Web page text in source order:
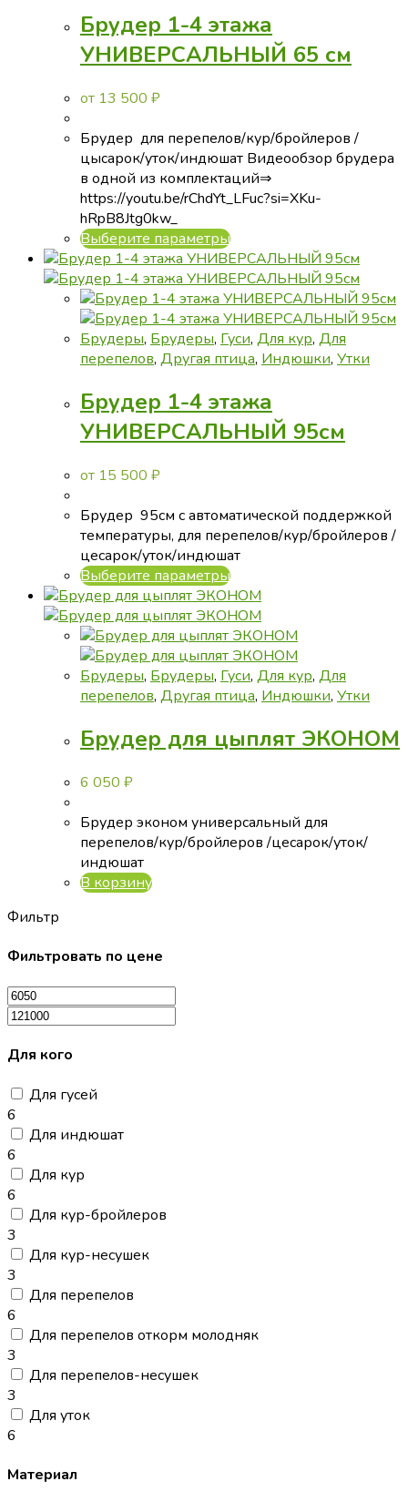
Брудер 1-4 этажа
УНИВЕРСАЛЬНЫЙ 65 см
от 13 500 ₽
Брудер для перепелов/кур/бройлеров /
цысарок/уток/индюшат Видеообзор брудера
в одной из комплектаций⇒
https://youtu.be/rChdYt_LFuc?si=XKu-
hRpB8Jtg0kw_
Выберите параметрыЭтот
товар
имеет
несколько
вариаций.
Опции
можно
на
странице
товара.
Брудеры, Брудеры, Гуси, Для кур, Для
перепелов, Другая птица, Индюшки, Утки
Брудер 1-4 этажа
УНИВЕРСАЛЬНЫЙ 95см
от 15 500 ₽
Брудер 95см с автоматической поддержкой
температуры, для перепелов/кур/бройлеров /
цесарок/уток/индюшат
Выберите параметрыЭтот
товар
имеет
несколько
вариаций.
Опции
можно
на
странице
Брудеры, Брудеры, Гуси, Для кур, Для
перепелов, Другая птица, Индюшки, Утки
Брудер для цыплят ЭКОНОМ
6 050 ₽
Брудер эконом универсальный для
перепелов/кур/бройлеров /цесарок/уток/
индюшат
В корзину
Фильтр
Фильтровать по цене
Для кого
Для гусей
6
Для индюшат
6
Для кур
6
Для кур-бройлеров
3
Для кур-несушек
3
Для перепелов
6
Для перепелов откорм молодняк
3
Для перепелов-несушек
3
Для уток
6
Материал